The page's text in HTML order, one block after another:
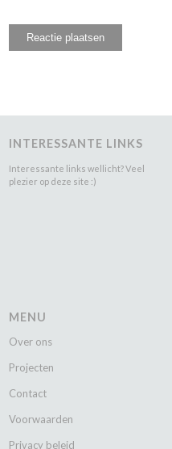
INTERESSANTE LINKS
Interessante links wellicht? Veel
plezier op deze site :)
MENU
Over ons
Projecten
Contact
Voorwaarden
Privacy beleid